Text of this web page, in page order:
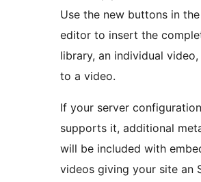
Use the new buttons in
editor to insert the
library, an individual
to a video.
If your server configuration
supports it, additional
will be included with
videos giving your site an